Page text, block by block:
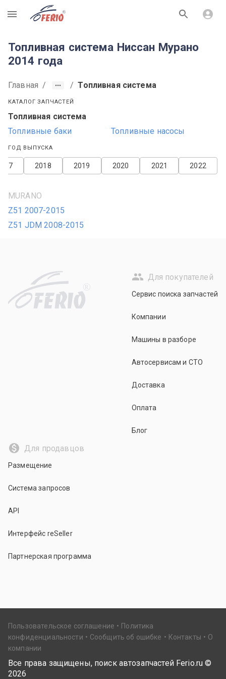
R
Топливная система Ниссан Мурано
2014 года
Главная / / Топливная система
КАТАЛОГ ЗАПЧАСТЕЙ
Топливная система
Топливные баки
Топливные насосы
ГОД ВЫПУСКА
2022
2021
2020
2019
2018
MURANO
Z51 2007-2015
Z51 JDM 2008-2015
R
Для покупателей
Сервис поиска запчастей
Компании
Машины в разборе
Автосервисам и СТО
Доставка
Оплата
Блог
Для продавцов
Размещение
Система запросов
API
Интерфейс reSeller
Партнерская программа
Пользовательское соглашение
Политика
конфиденциальности
Сообщить об ошибке Контакты
О
компании
Все права защищены, поиск автозапчастей Ferio.ru ©
2026